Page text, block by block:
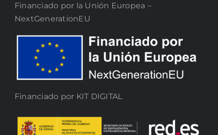
Financiado por la Unión Europea –
NextGenerationEU
Financiado por KIT DIGITAL